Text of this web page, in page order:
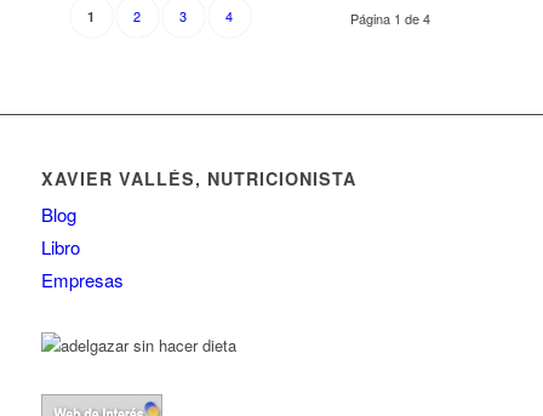
Página 1 de 4
1 2 3 4
XAVIER VALLÉS, NUTRICIONISTA
Blog
Libro
Empresas